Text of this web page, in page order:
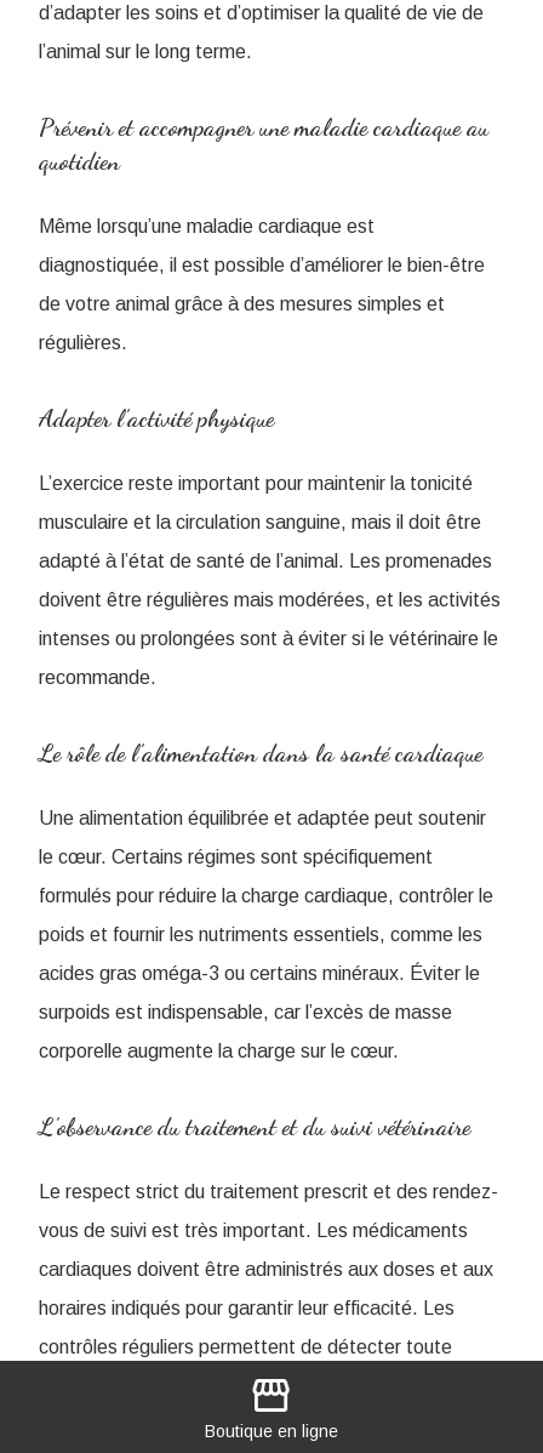
d’adapter les soins et d’optimiser la qualité de vie de
l’animal sur le long terme.
Prévenir et accompagner une maladie cardiaque au
quotidien
Même lorsqu’une maladie cardiaque est
diagnostiquée, il est possible d’améliorer le bien-être
de votre animal grâce à des mesures simples et
régulières.
Adapter l’activité physique
L’exercice reste important pour maintenir la tonicité
musculaire et la circulation sanguine, mais il doit être
adapté à l’état de santé de l’animal. Les promenades
doivent être régulières mais modérées, et les activités
intenses ou prolongées sont à éviter si le vétérinaire le
recommande.
Le rôle de l’alimentation dans la santé cardiaque
Une alimentation équilibrée et adaptée peut soutenir
le cœur. Certains régimes sont spécifiquement
formulés pour réduire la charge cardiaque, contrôler le
poids et fournir les nutriments essentiels, comme les
acides gras oméga-3 ou certains minéraux. Éviter le
surpoids est indispensable, car l’excès de masse
corporelle augmente la charge sur le cœur.
L’observance du traitement et du suivi vétérinaire
Le respect strict du traitement prescrit et des rendez-
vous de suivi est très important. Les médicaments
cardiaques doivent être administrés aux doses et aux
horaires indiqués pour garantir leur efficacité. Les
contrôles réguliers permettent de détecter toute
aggravation de la maladie et d’ajuster le traitement
storefront
Boutique en ligne